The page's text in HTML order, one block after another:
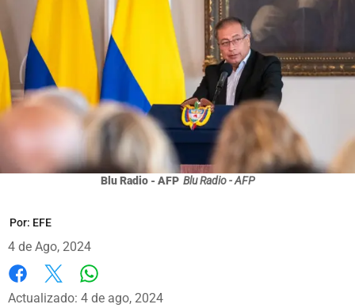
Blu Radio - AFP Blu Radio - AFP
Por: EFE
4 de Ago, 2024
Facebook
X
Actualizado: 4 de ago, 2024